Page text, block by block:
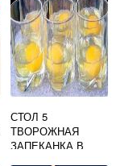
СТОЛ 5
ТВОРОЖНАЯ
ЗАПЕКАНКА В